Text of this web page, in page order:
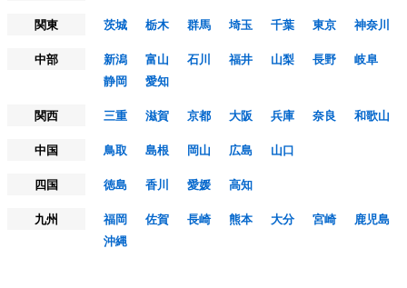
関東
茨城 栃木 群馬 埼玉 千葉 東京
神奈川
中部
新潟 富山 石川 福井 山梨 長野
岐阜
静岡
愛知
関西
三重 滋賀 京都 大阪 兵庫 奈良
和歌山
中国
鳥取 島根 岡山 広島
山口
四国
徳島 香川 愛媛
高知
九州
福岡 佐賀 長崎 熊本 大分 宮崎
鹿児島
沖縄